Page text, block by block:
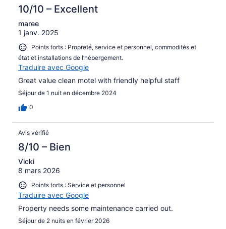
10/10 – Excellent
maree
1 janv. 2025
Points forts : Propreté, service et personnel, commodités et
état et installations de l’hébergement.
Traduire avec Google
Great value clean motel with friendly helpful staff
Séjour de 1 nuit en décembre 2024
0
Avis vérifié
8/10 – Bien
Vicki
8 mars 2026
Points forts : Service et personnel
Traduire avec Google
Property needs some maintenance carried out.
Séjour de 2 nuits en février 2026